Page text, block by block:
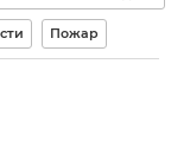
Пожар